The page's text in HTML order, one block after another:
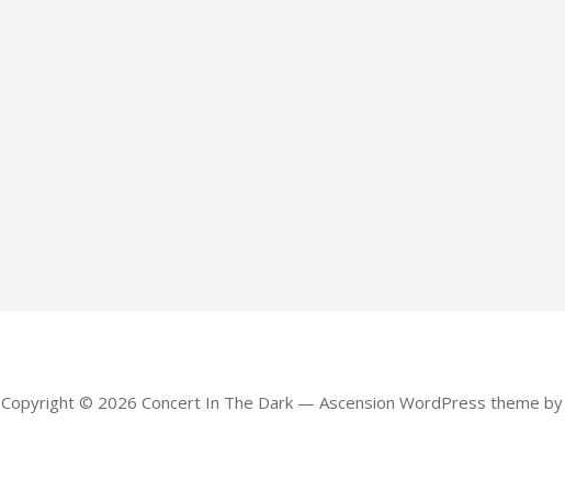
Copyright © 2026 Concert In The Dark — Ascension WordPress theme by